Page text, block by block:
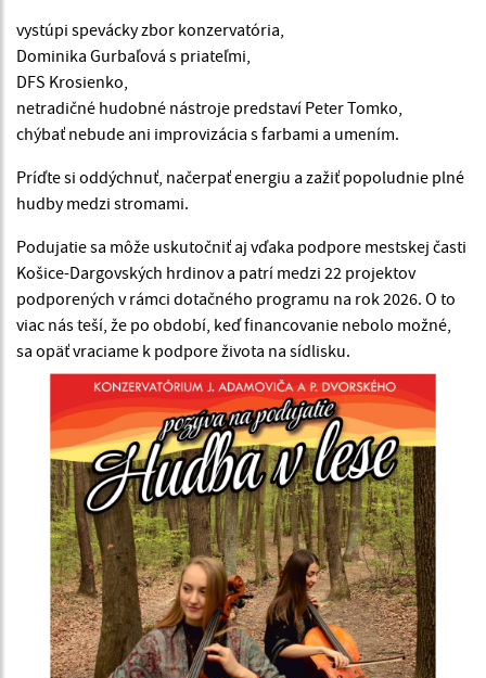
vystúpi spevácky zbor konzervatória,
Dominika Gurbaľová s priateľmi,
DFS Krosienko,
netradičné hudobné nástroje predstaví Peter Tomko,
chýbať nebude ani improvizácia s farbami a umením.
Príďte si oddýchnuť, načerpať energiu a zažiť popoludnie plné
hudby medzi stromami.
Podujatie sa môže uskutočniť aj vďaka podpore mestskej časti
Košice-Dargovských hrdinov a patrí medzi 22 projektov
podporených v rámci dotačného programu na rok 2026. O to
viac nás teší, že po období, keď financovanie nebolo možné,
sa opäť vraciame k podpore života na sídlisku.